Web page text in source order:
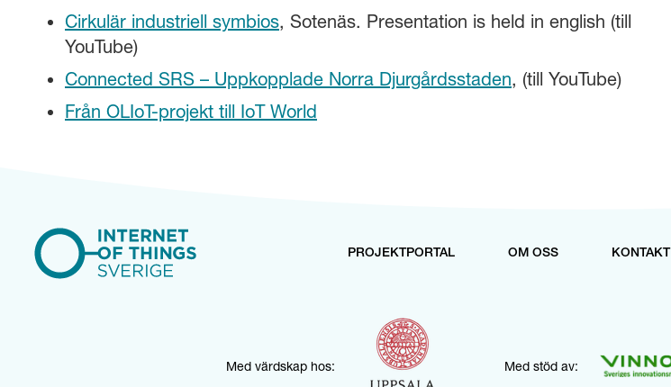
Cirkulär industriell symbios, Sotenäs. Presentation is held in english (till
YouTube)
Connected SRS – Uppkopplade Norra Djurgårdsstaden, (till YouTube)
Från OLIoT-projekt till IoT World
PROJEKTPORTAL OM OSS KONTAKT
Med värdskap hos: Med stöd av: